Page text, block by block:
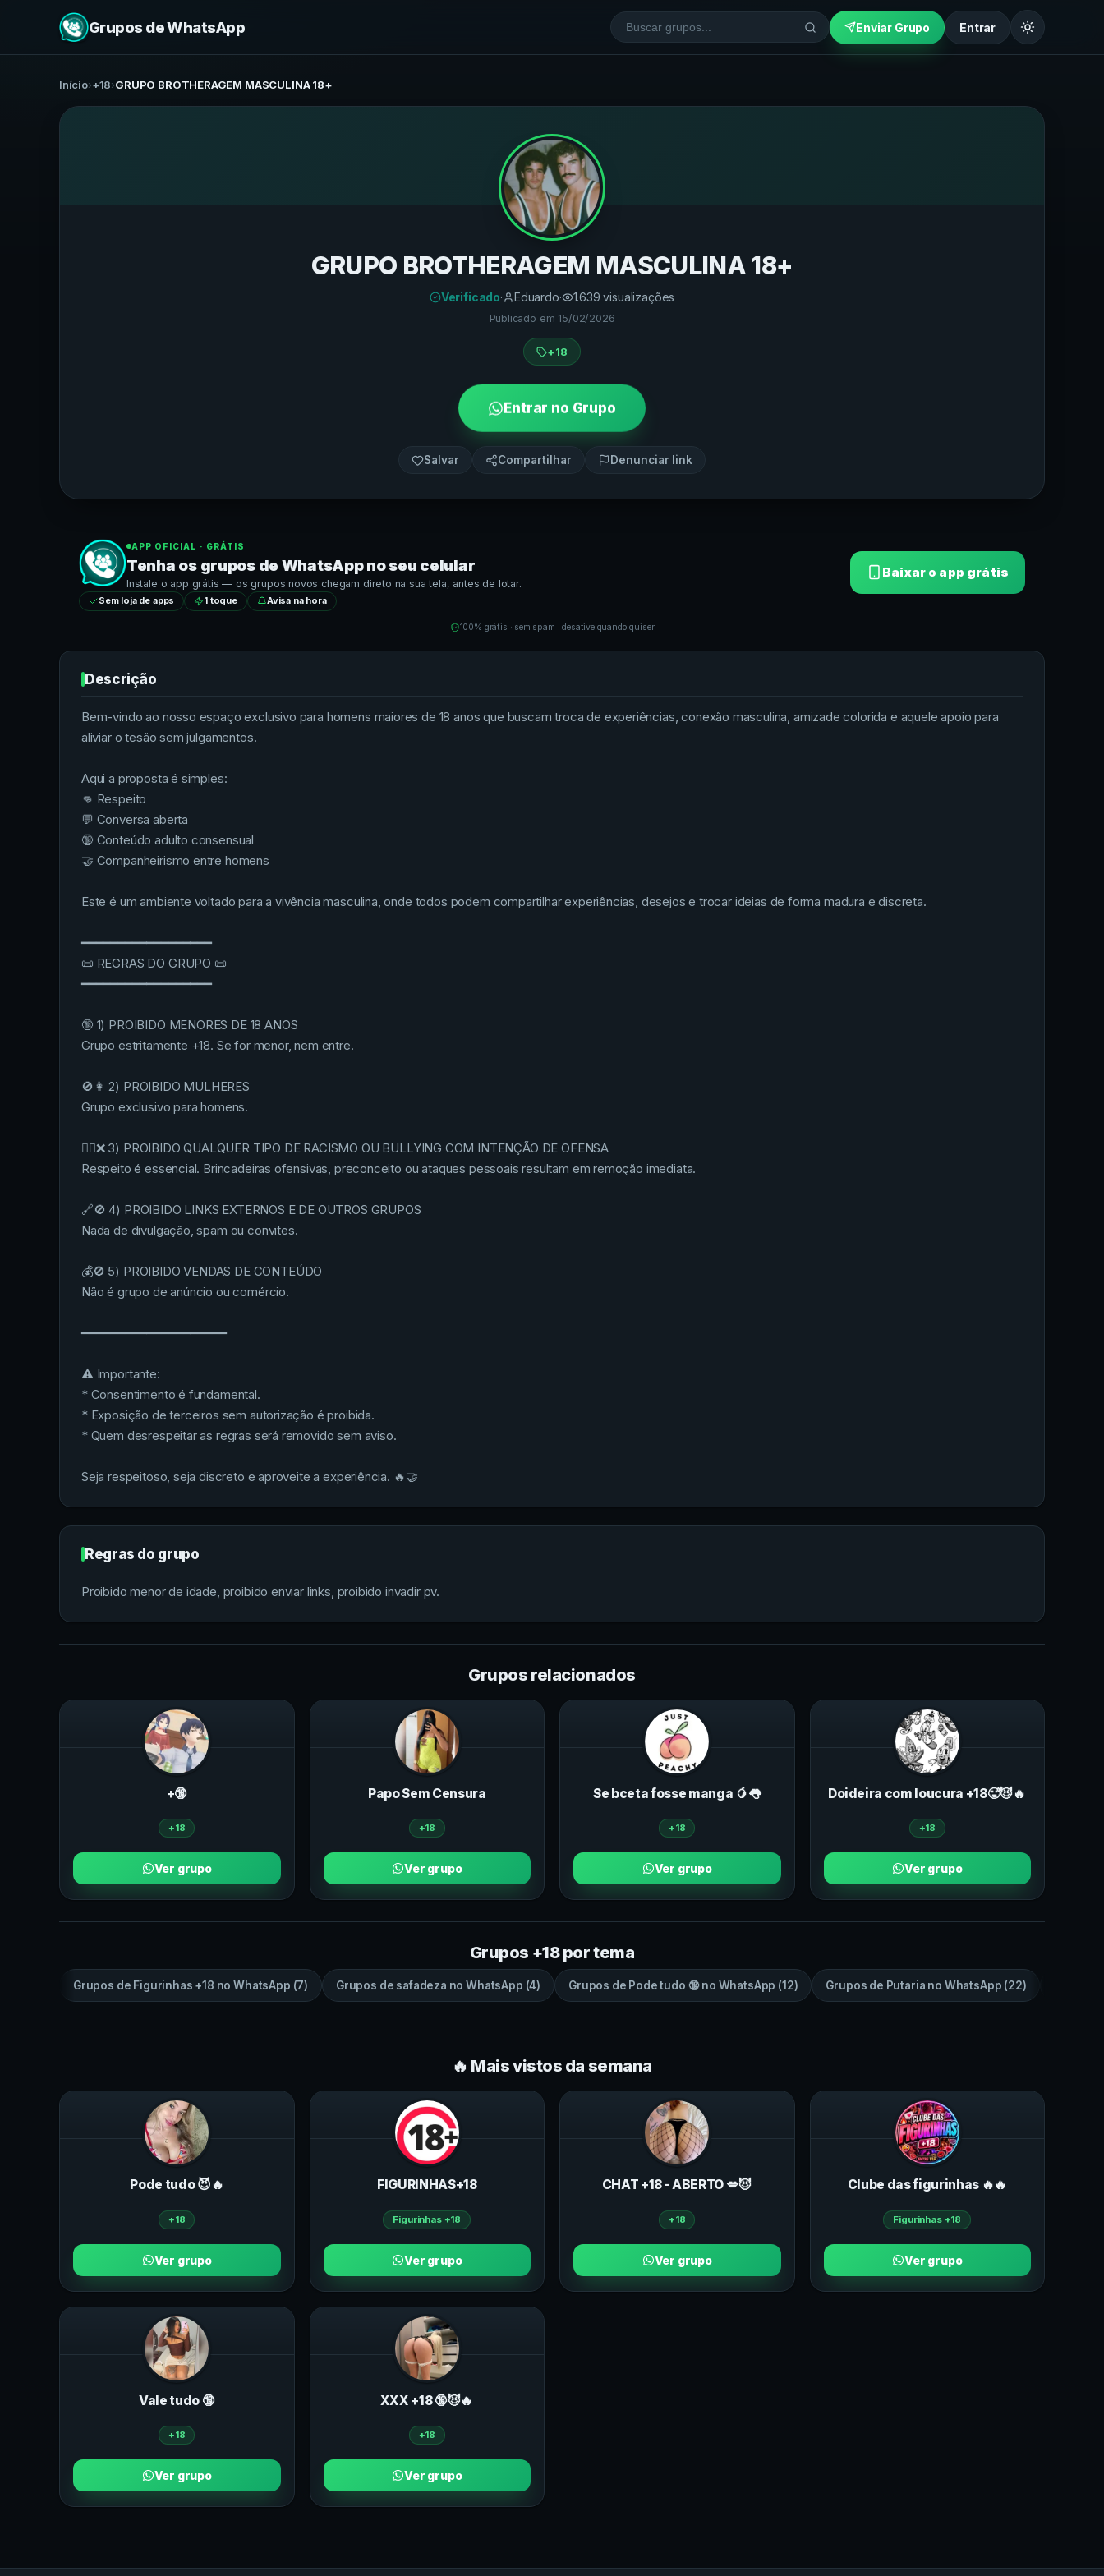
Grupos de WhatsApp Enviar Grupo Entrar
Início›+18›GRUPO BROTHERAGEM MASCULINA 18+
GRUPO BROTHERAGEM MASCULINA 18+
Verificado· Eduardo· 1.639 visualizações
Publicado em 15/02/2026
+18
Entrar no Grupo
Salvar Compartilhar Denunciar link
APP OFICIAL · GRÁTIS
Tenha os grupos de WhatsAppno seu celular
Instale o app grátis — os grupos novos chegam direto na sua tela, antes de lotar.
Sem loja de apps 1 toque Avisa na hora
Baixar o app grátis
100% grátis · sem spam · desative quando quiser
Descrição
Bem-vindo ao nosso espaço exclusivo para homens maiores de 18 anos que buscam troca de experiências, conexão masculina, amizade colorida e aquele apoio para
aliviar o tesão sem julgamentos.
Aqui a proposta é simples:
👊 Respeito
💬 Conversa aberta
🔞 Conteúdo adulto consensual
🤝 Companheirismo entre homens
Este é um ambiente voltado para a vivência masculina, onde todos podem compartilhar experiências, desejos e trocar ideias de forma madura e discreta.
━━━━━━━━━━━━━━━━━━
📜 REGRAS DO GRUPO 📜
━━━━━━━━━━━━━━━━━━
🔞 1) PROIBIDO MENORES DE 18 ANOS
Grupo estritamente +18. Se for menor, nem entre.
🚫👩 2) PROIBIDO MULHERES
Grupo exclusivo para homens.
✋🏽❌ 3) PROIBIDO QUALQUER TIPO DE RACISMO OU BULLYING COM INTENÇÃO DE OFENSA
Respeito é essencial. Brincadeiras ofensivas, preconceito ou ataques pessoais resultam em remoção imediata.
🔗🚫 4) PROIBIDO LINKS EXTERNOS E DE OUTROS GRUPOS
Nada de divulgação, spam ou convites.
💰🚫 5) PROIBIDO VENDAS DE CONTEÚDO
Não é grupo de anúncio ou comércio.
━━━━━━━━━━━━━━━━━━━━
⚠️ Importante:
* Consentimento é fundamental.
* Exposição de terceiros sem autorização é proibida.
* Quem desrespeitar as regras será removido sem aviso.
Seja respeitoso, seja discreto e aproveite a experiência. 🔥🤝
Regras do grupo
Proibido menor de idade, proibido enviar links, proibido invadir pv.
Grupos relacionados
+🔞
+18
Ver grupo
Papo Sem Censura
+18
Ver grupo
Se bceta fosse manga 🥭👅
+18
Ver grupo
Doideira com loucura +18🥵😈🔥
+18
Ver grupo
Grupos +18 por tema
Grupos de Figurinhas +18 noWhatsApp (7) Grupos de safadeza noWhatsApp (4) Grupos de Pode tudo 🔞no WhatsApp (12) Grupos de Putaria no WhatsApp (22)
🔥 Mais vistos da semana
Pode tudo 😈🔥
+18
Ver grupo
FIGURINHAS+18
Figurinhas +18
Ver grupo
CHAT +18 - ABERTO 💋😈
+18
Ver grupo
Clube das figurinhas 🔥🔥
Figurinhas +18
Ver grupo
Vale tudo 🔞
+18
Ver grupo
ХXХ +18 🔞😈🔥
+18
Ver grupo